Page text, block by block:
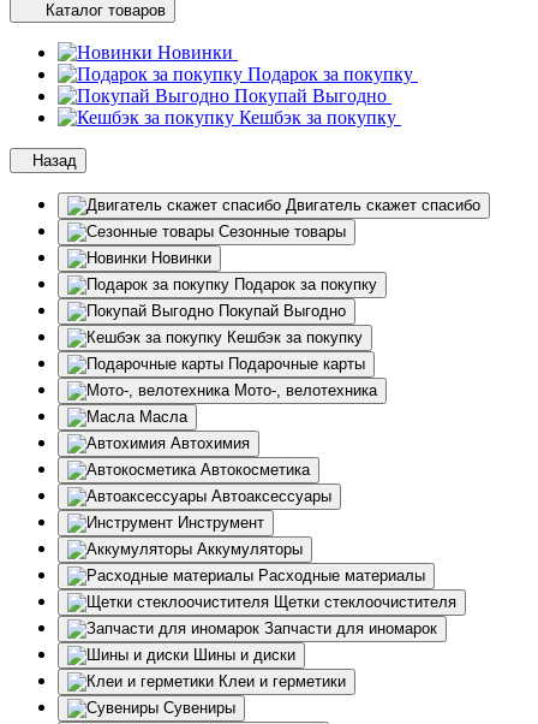
Каталог товаров
Новинки
Подарок за покупку
Покупай Выгодно
Кешбэк за покупку
Назад
Двигатель скажет спасибо
Сезонные товары
Новинки
Подарок за покупку
Покупай Выгодно
Кешбэк за покупку
Подарочные карты
Мото-, велотехника
Масла
Автохимия
Автокосметика
Автоаксессуары
Инструмент
Аккумуляторы
Расходные материалы
Щетки стеклоочистителя
Запчасти для иномарок
Шины и диски
Клеи и герметики
Сувениры